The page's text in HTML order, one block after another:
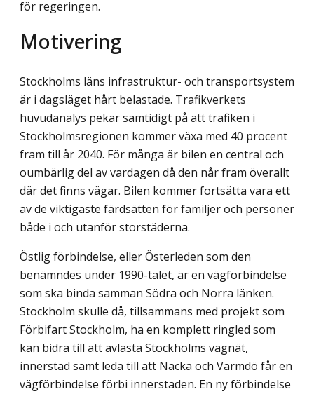
för regeringen.
Motivering
Stockholms läns infrastruktur- och transportsystem
är i dagsläget hårt belastade. Trafikverkets
huvudanalys pekar samtidigt på att trafiken i
Stockholmsregionen kommer växa med 40 procent
fram till år 2040. För många är bilen en central och
oumbärlig del av vardagen då den når fram överallt
där det finns vägar. Bilen kommer fortsätta vara ett
av de viktigaste färdsätten för familjer och personer
både i och utanför storstäderna.
Östlig förbindelse, eller Österleden som den
benämndes under 1990-talet, är en vägförbindelse
som ska binda samman Södra och Norra länken.
Stockholm skulle då, tillsammans med projekt som
Förbifart Stockholm, ha en komplett ringled som
kan bidra till att avlasta Stockholms vägnät,
innerstad samt leda till att Nacka och Värmdö får en
vägförbindelse förbi innerstaden. En ny förbindelse